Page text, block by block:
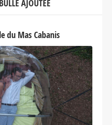
AJOUTÉE
du Mas Cabanis